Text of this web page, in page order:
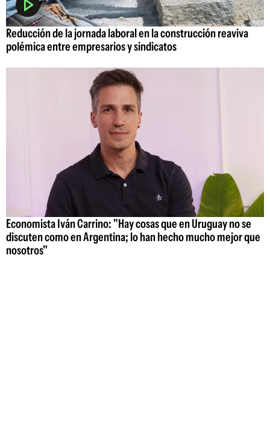
Reducción de la jornada laboral en la construcción reaviva
polémica entre empresarios y sindicatos
Economista Iván Carrino: "Hay cosas que en Uruguay no se
discuten como en Argentina; lo han hecho mucho mejor que
nosotros"